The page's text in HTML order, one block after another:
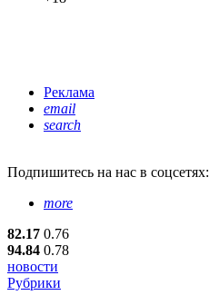
Реклама
email
search
Подпишитесь на нас в соцсетях:
more
82.17 0.76
94.84 0.78
новости
Рубрики